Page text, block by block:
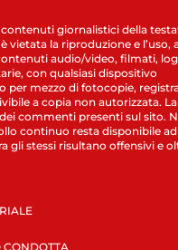
giornalistici della
vietata la riproduzione e l’uso,
audio/video, filmati,
con qualsiasi dispositivo
per mezzo di fotocopie,
a copia non autorizzata.
commenti presenti sul sito.
continuo resta disponibile
gli stessi risultano offensivi e
CONDOTTA